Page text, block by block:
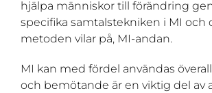
hjälpa människor till förändring
specifika samtalstekniken i MI och
metoden vilar på, MI-andan.
MI kan med fördel användas
och bemötande är en viktig del av